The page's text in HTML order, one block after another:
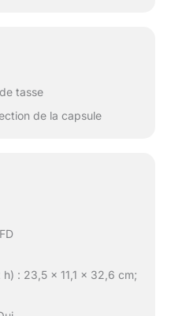
tasse
de la capsule
: 23,5 x 11,1 x 32,6 cm;